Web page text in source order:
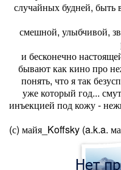
случайных будней, быть
смешной, улыбчивой,
и бесконечно
бывают как кино про
понять, что я так
уже который год...
инъекцией под кожу -
(с) майя_Koffsky (a.k.a.